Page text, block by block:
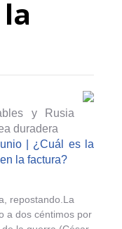
y Rusia
duradera
| ¿Cuál es la
la factura?
La
a dos céntimos por